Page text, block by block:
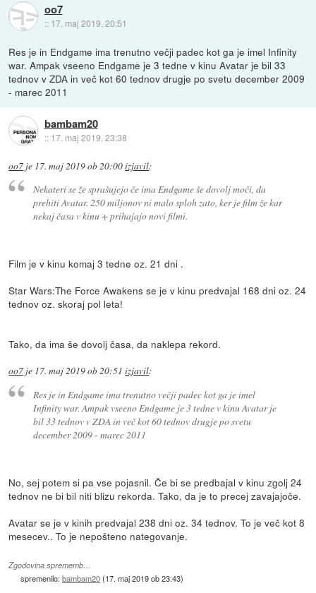
oo7
:: 17. maj 2019, 20:51
Res je in Endgame ima trenutno večji padec kot ga je imel Infinity
war. Ampak vseeno Endgame je 3 tedne v kinu Avatar je bil 33
tednov v ZDA in več kot 60 tednov drugje po svetu december 2009
- marec 2011
bambam20
:: 17. maj 2019, 23:38
oo7 je 17. maj 2019 ob 20:00izjavil:
Nekateri se že sprašujejo če ima Endgame še dovolj moči, da
prehiti Avatar. 250 miljonov ni malo sploh zato, ker je film že kar
nekaj časa v kinu + prihajajo novi filmi.
Film je v kinu komaj 3 tedne oz. 21 dni .
Star Wars:The Force Awakens se je v kinu predvajal 168 dni oz. 24
tednov oz. skoraj pol leta!
Tako, da ima še dovolj časa, da naklepa rekord.
oo7 je 17. maj 2019 ob 20:51 izjavil:
Res je in Endgame ima trenutno večji padec kot ga je imel
Infinity war. Ampak vseeno Endgame je 3 tedne v kinu Avatar je
bil 33 tednov v ZDA in več kot 60 tednov drugje po svetu
december 2009 - marec 2011
No, sej potem si pa vse pojasnil. Če bi se predbajal v kinu zgolj 24
tednov ne bi bil niti blizu rekorda. Tako, da je to precej zavajajoče.
Avatar se je v kinih predvajal 238 dni oz. 34 tednov. To je več kot 8
mesecev.. To je nepošteno nategovanje.
Zgodovina sprememb…
spremenilo:bambam20(17. maj 2019 ob 23:43)